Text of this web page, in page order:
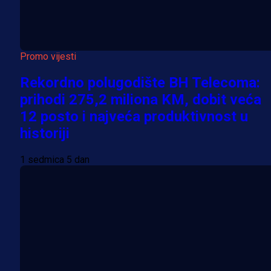
Promo vijesti
Rekordno polugodište BH Telecoma:
prihodi 275,2 miliona KM, dobit veća
12 posto i najveća produktivnost u
historiji
1 sedmica 5 dan